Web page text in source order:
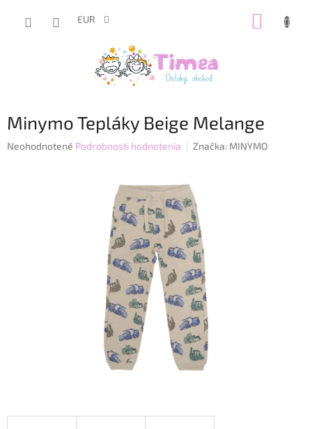
EUR
Minymo Tepláky Beige Melange
Priemerné
Neohodnotené Podrobnosti hodnotenia Značka: MINYMO